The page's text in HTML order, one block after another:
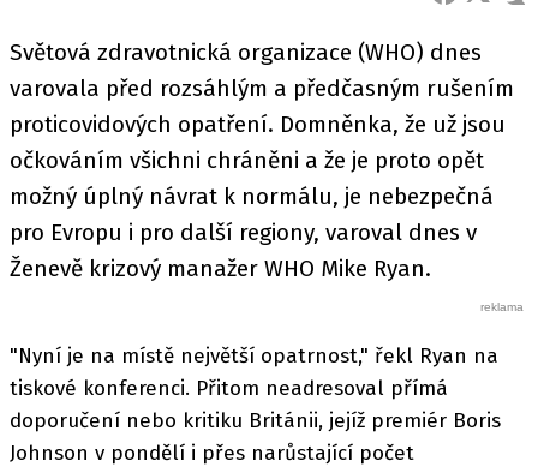
Světová zdravotnická organizace (WHO) dnes
varovala před rozsáhlým a předčasným rušením
proticovidových opatření. Domněnka, že už jsou
očkováním všichni chráněni a že je proto opět
možný úplný návrat k normálu, je nebezpečná
pro Evropu i pro další regiony, varoval dnes v
Ženevě krizový manažer WHO Mike Ryan.
"Nyní je na místě největší opatrnost," řekl Ryan na
tiskové konferenci. Přitom neadresoval přímá
doporučení nebo kritiku Británii, jejíž premiér Boris
Johnson v pondělí i přes narůstající počet